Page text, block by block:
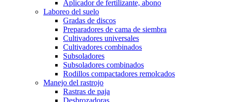
Aplicador de fertilizante, abono
Laboreo del suelo
Gradas de discos
Preparadores de cama de siembra
Cultivadores universales
Cultivadores combinados
Subsoladores
Subsoladores combinados
Rodillos compactadores remolcados
Manejo del rastrojo
Rastras de paja
Desbrozadoras